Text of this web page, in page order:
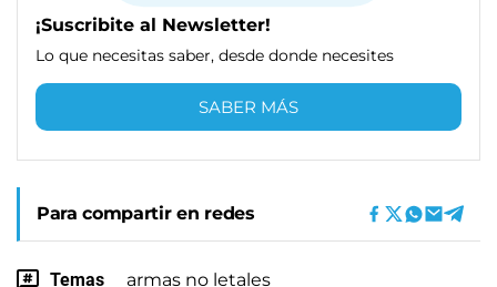
¡Suscribite al Newsletter!
Lo que necesitas saber, desde donde necesites
SABER MÁS
Para compartir en redes
Temas armas no letales